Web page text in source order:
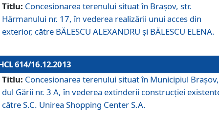
Titlu: Concesionarea terenului situat în Braşov, str.
Hărmanului nr. 17, în vederea realizării unui acces din
exterior, către BĂLESCU ALEXANDRU şi BĂLESCU ELENA.
614/16.12.2013
Titlu: Concesionarea terenului situat în Municipiul
dul Gării nr. 3 A, în vederea extinderii construcţiei
către S.C. Unirea Shopping Center S.A.